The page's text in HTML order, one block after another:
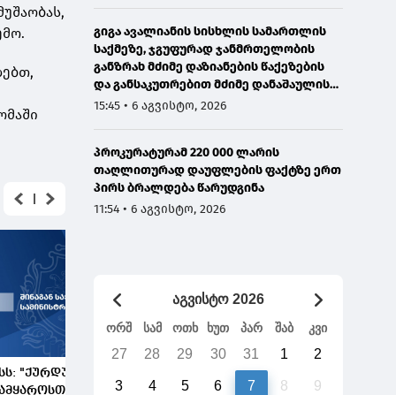
"ქურდულ
გიგა ავალიანის სისხლის სამართლის
საქმეზე, ჯგუფურად ჯანმრთელობის
განზრახ მძიმე დაზიანების წაქეზების
და განსაკუთრებით მძიმე დანაშაულის
შეუტყობინებლობის ფაქტებზე ორ პირს
15:45 • 6 აგვისტო, 2026
პროკურატურამ 220 000 ლარის
თაღლითურად დაუფლების ფაქტზე ერთ
პირს ბრალდება წარუდგინა
11:54 • 6 აგვისტო, 2026
აგვისტო 2026
ორშ სამ ოთხ ხუთ პარ შაბ კვი
27 28 29 30 31 1 2
3 4 5 6 7 8 9